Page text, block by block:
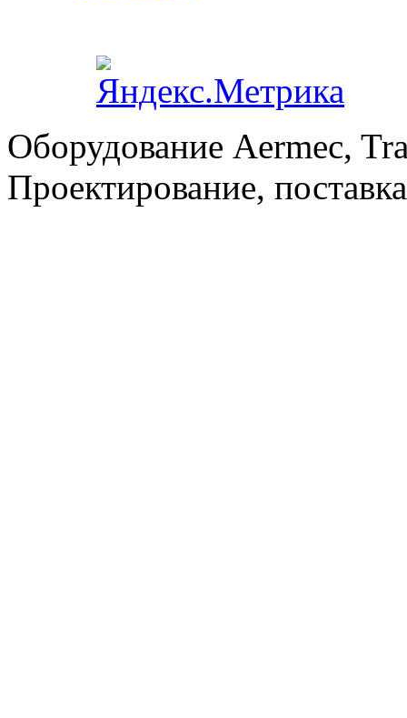
Оборудование Aermec,
Проектирование,